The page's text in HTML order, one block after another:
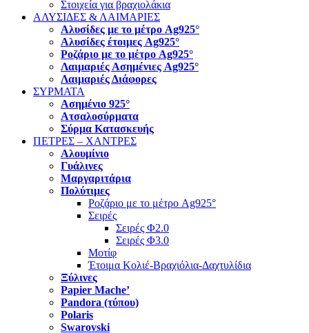
Στοιχεία για βραχιολάκια
ΑΛΥΣΙΔΕΣ & ΛΑΙΜΑΡΙΕΣ
Αλυσίδες με το μέτρο Ag925°
Αλυσίδες έτοιμες Ag925°
Ροζάριο με το μέτρο Ag925°
Λαιμαριές Ασημένιες Ag925°
Λαιμαριές Διάφορες
ΣΥΡΜΑΤΑ
Ασημένιο 925°
Ατσαλοσύρματα
Σύρμα Κατασκευής
ΠΕΤΡΕΣ – ΧΑΝΤΡΕΣ
Αλουμίνιο
Γυάλινες
Μαργαριτάρια
Πολύτιμες
Ροζάριο με το μέτρο Ag925°
Σειρές
Σειρές Φ2.0
Σειρές Φ3.0
Μοτίφ
Έτοιμα Κολιέ-Βραχιόλια-Δαχτυλίδια
Ξύλινες
Papier Mache’
Pandora (τύπου)
Polaris
Swarovski